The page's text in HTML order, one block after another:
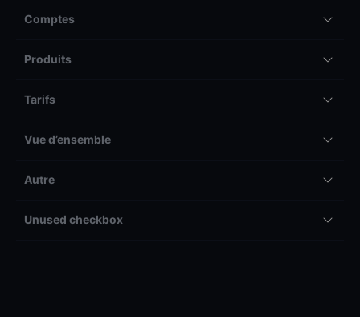
Comptes
Produits
Tarifs
Vue d’ensemble
Autre
Unused checkbox